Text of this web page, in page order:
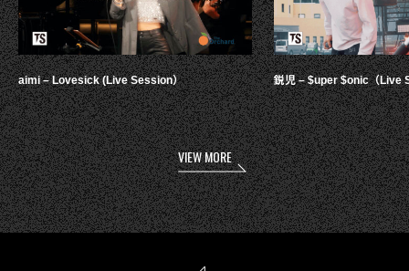
aimi – Lovesick (Live Session） 鋭児 – $uper $onic（Live
VIEW MORE